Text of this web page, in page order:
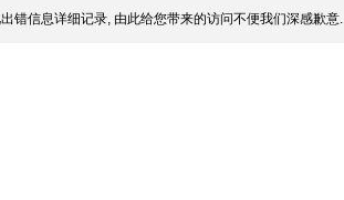
错信息详细记录, 由此给您带来的访问不便我们深感歉意.